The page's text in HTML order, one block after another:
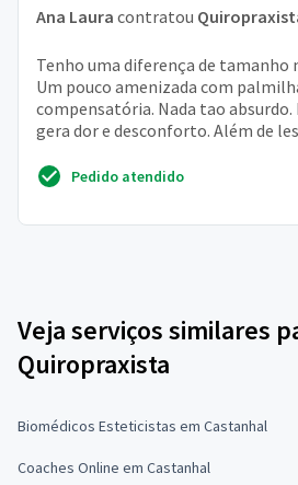
Ana Laura contratou
Tenho uma diferença de tamanho
Um pouco amenizada com
compensatória. Nada tao absurdo.
gera dor e desconforto. Além de
Pedido atendido
Veja serviços similares
Quiropraxista
Biomédicos Esteticistas em Castanhal
Coaches Online em Castanhal